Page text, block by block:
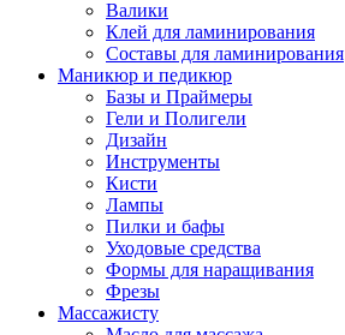
Валики
Клей для ламинирования
Составы для ламинирования
Маникюр и педикюр
Базы и Праймеры
Гели и Полигели
Дизайн
Инструменты
Кисти
Лампы
Пилки и бафы
Уходовые средства
Формы для наращивания
Фрезы
Массажисту